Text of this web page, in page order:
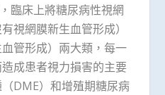
臨床上將糖尿病性視網
視網膜新生血管形成）
管形成）兩大類，每一
成患者視力損害的主要
DME）和增殖期糖尿病